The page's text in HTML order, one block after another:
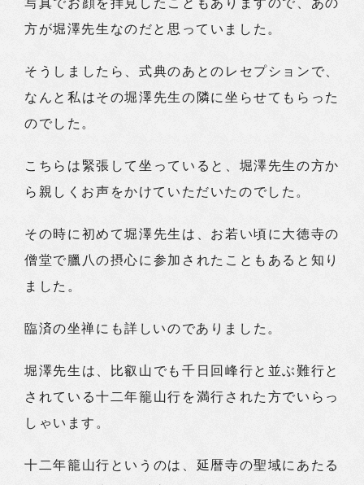
写真でお顔を拝見したこともありますので、あの
方が堀澤先生なのだと思っていました。
そうしましたら、式典のあとのレセプションで、
なんと私はその堀澤先生の隣に坐らせてもらった
のでした。
こちらは緊張して坐っていると、堀澤先生の方か
ら親しくお声をかけていただいたのでした。
その時に初めて堀澤先生は、お若い頃に大徳寺の
僧堂で臘八の摂心に参加されたこともあると知り
ました。
臨済の坐禅にも詳しいのでありました。
堀澤先生は、比叡山でも千日回峰行と並ぶ難行と
されている十二年籠山行を満行された方でいらっ
しゃいます。
十二年籠山行というのは、延暦寺の聖域にあたる